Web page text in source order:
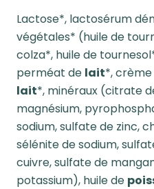
Lactose*, lactosérum
végétales* (huile de
colza*, huile de
perméat de lait*,
lait*, minéraux (citrate
magnésium,
sodium, sulfate de zinc,
sélénite de sodium,
cuivre, sulfate de
potassium), huile de